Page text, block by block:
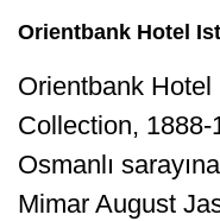
Orientbank Hotel
Orientbank
Collection, 1888-
Osmanlı
Mimar August